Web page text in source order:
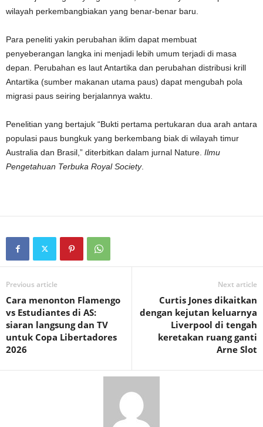
wilayah perkembangbiakan yang benar-benar baru.
Para peneliti yakin perubahan iklim dapat membuat
penyeberangan langka ini menjadi lebih umum terjadi di masa
depan. Perubahan es laut Antartika dan perubahan distribusi krill
Antartika (sumber makanan utama paus) dapat mengubah pola
migrasi paus seiring berjalannya waktu.
Penelitian yang bertajuk “Bukti pertama pertukaran dua arah antara
populasi paus bungkuk yang berkembang biak di wilayah timur
Australia dan Brasil,” diterbitkan dalam jurnal Nature. Ilmu
Pengetahuan Terbuka Royal Society.
Previous article
Cara menonton Flamengo
vs Estudiantes di AS:
siaran langsung dan TV
untuk Copa Libertadores
2026
Next article
Curtis Jones dikaitkan
dengan kejutan keluarnya
Liverpool di tengah
keretakan ruang ganti
Arne Slot